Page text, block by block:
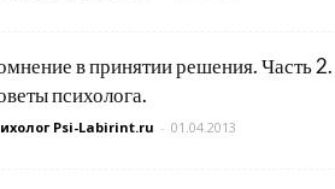
в принятии решения. Часть 2.
психолога.
Psi-Labirint.ru - 01.04.2013